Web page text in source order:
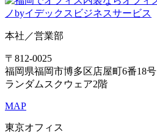
本社／営業部
〒812-0025
福岡県福岡市博多区店屋町6番18号
ランダムスクウェア2階
MAP
東京オフィス